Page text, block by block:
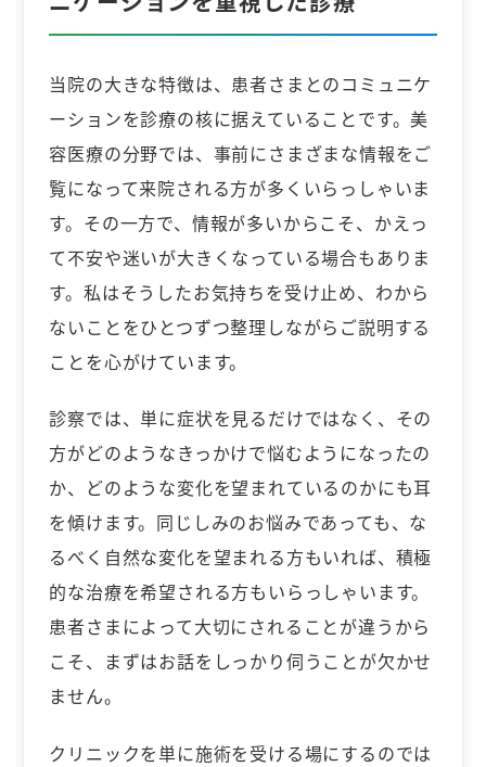
当院の大きな特徴は、患者さまとのコミュニケ
ーションを診療の核に据えていることです。美
容医療の分野では、事前にさまざまな情報をご
覧になって来院される方が多くいらっしゃいま
す。その一方で、情報が多いからこそ、かえっ
て不安や迷いが大きくなっている場合もありま
す。私はそうしたお気持ちを受け止め、わから
ないことをひとつずつ整理しながらご説明する
ことを心がけています。
診察では、単に症状を見るだけではなく、その
方がどのようなきっかけで悩むようになったの
か、どのような変化を望まれているのかにも耳
を傾けます。同じしみのお悩みであっても、な
るべく自然な変化を望まれる方もいれば、積極
的な治療を希望される方もいらっしゃいます。
患者さまによって大切にされることが違うから
こそ、まずはお話をしっかり伺うことが欠かせ
ません。
クリニックを単に施術を受ける場にするのでは